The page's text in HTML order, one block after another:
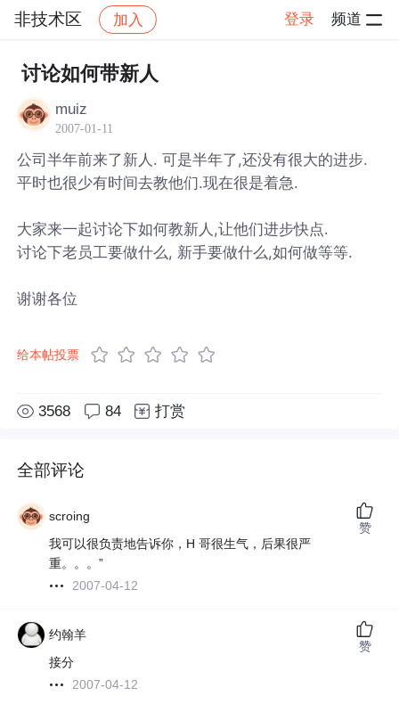
非技术区 加入 登录 频道
社区 非技术区
讨论如何带新人
muiz
2007-01-11
公司半年前来了新人. 可是半年了,还没有很大的进步.
平时也很少有时间去教他们.现在很是着急.
大家来一起讨论下如何教新人,让他们进步快点.
讨论下老员工要做什么, 新手要做什么,如何做等等.
谢谢各位
给本帖投票
3568 84 打赏
全部评论
scroing
我可以很负责地告诉你，H 哥很生气，后果很严
重。。。”
2007-04-12
赞
约翰羊
接分
2007-04-12
赞